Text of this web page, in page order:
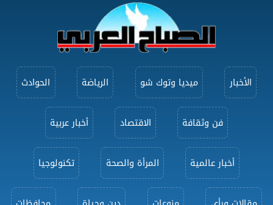
الأخبار ميديا وتوك شو الرياضة الحوادث
فن وثقافة الاقتصاد أخبار عربية
أخبار عالمية المرأة والصحة تكنولوجيا